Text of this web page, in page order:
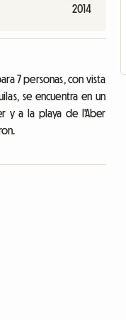
2014
7 personas, con vista
se encuentra en un
y a la playa de l'Aber